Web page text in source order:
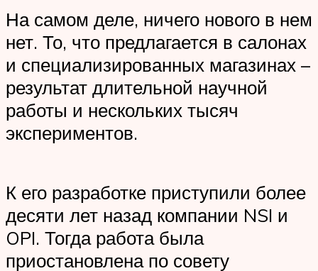
На самом деле, ничего нового в нем
нет. То, что предлагается в салонах
и специализированных магазинах –
результат длительной научной
работы и нескольких тысяч
экспериментов.
К его разработке приступили более
десяти лет назад компании NSI и
OPI. Тогда работа была
приостановлена по совету